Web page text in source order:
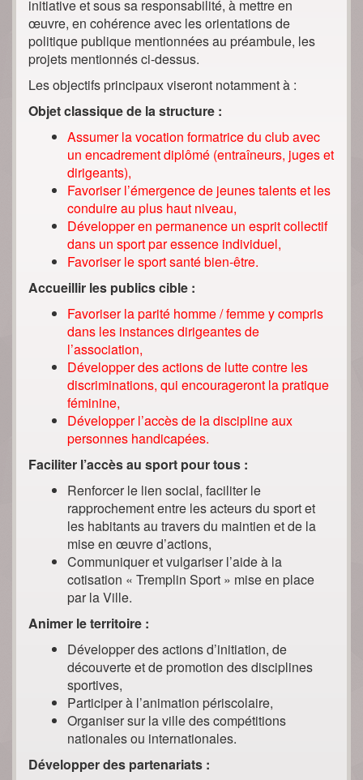
initiative et sous sa responsabilité, à mettre en
œuvre, en cohérence avec les orientations de
politique publique mentionnées au préambule, les
projets mentionnés ci-dessus.
Les objectifs principaux viseront notamment à :
Objet classique de la structure :
Assumer la vocation formatrice du club avec
un encadrement diplômé (entraîneurs, juges et
dirigeants),
Favoriser l’émergence de jeunes talents et les
conduire au plus haut niveau,
Développer en permanence un esprit collectif
dans un sport par essence individuel,
Favoriser le sport santé bien-être.
Accueillir les publics cible :
Favoriser la parité homme / femme y compris
dans les instances dirigeantes de
l’association,
Développer des actions de lutte contre les
discriminations, qui encourageront la pratique
féminine,
Développer l’accès de la discipline aux
personnes handicapées.
Faciliter l’accès au sport pour tous :
Renforcer le lien social, faciliter le
rapprochement entre les acteurs du sport et
les habitants au travers du maintien et de la
mise en œuvre d’actions,
Communiquer et vulgariser l’aide à la
cotisation « Tremplin Sport » mise en place
par la Ville.
Animer le territoire :
Développer des actions d’initiation, de
découverte et de promotion des disciplines
sportives,
Participer à l’animation périscolaire,
Organiser sur la ville des compétitions
nationales ou internationales.
Développer des partenariats :